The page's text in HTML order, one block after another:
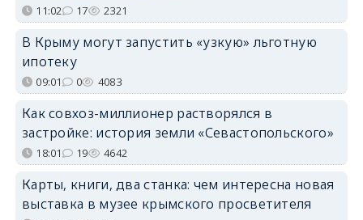
11:02 17 2321
В Крыму могут запустить «узкую» льготную
ипотеку
09:01 0 4083
Как совхоз-миллионер растворялся в
застройке: история земли «Севастопольского»
18:01 19 4642
Карты, книги, два станка: чем интересна новая
выставка в музее крымского просветителя